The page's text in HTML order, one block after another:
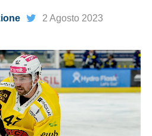
2 Agosto 2023